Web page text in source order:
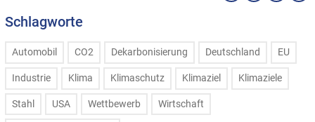
Schlagworte
Automobil CO2 Dekarbonisierung Deutschland EU
Industrie Klima Klimaschutz Klimaziel Klimaziele
Stahl USA Wettbewerb Wirtschaft